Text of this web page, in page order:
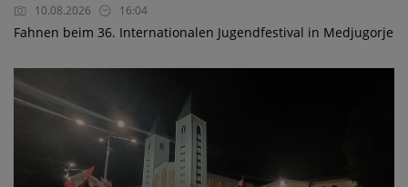
10.08.2026 16:04
Fahnen beim 36. Internationalen Jugendfestival in Medjugorje